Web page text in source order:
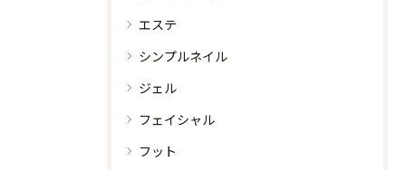
エステ
シンプルネイル
ジェル
フェイシャル
フット